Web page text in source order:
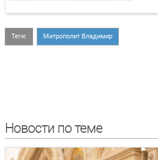
Теги: Митрополит Владимир
Новости по теме